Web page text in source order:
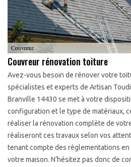
Couvreur rénovation toiture
Avez-vous besoin de rénover votre
spécialistes et experts de Artisan
Branville 14430 se met à votre
configuration et le type de matériaux,
réaliser la rénovation complète de
réaliseront ces travaux selon vos
tenant compte des règlementations
votre maison. N’hésitez pas donc de